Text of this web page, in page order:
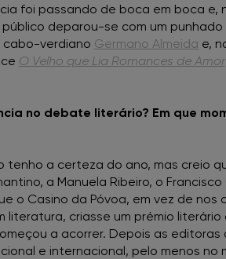
Branco
foi passando de boca em boca e,
deparou-se com um
cabo-verdiano Germano Almeida e,
O Velho que Lia Romances de Amor
no debate literário? Em que
tenho a certeza do ano, mas creio
a Manuela Ribeiro, o
o Casino da Póvoa, em vez de
criasse um prémio
a acorrer. Depois as
e internacional, pelo menos